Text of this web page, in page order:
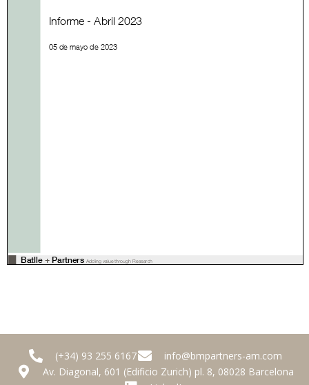
(+34) 93 255 6167
info@bmpartners-am.com
Av. Diagonal, 601 (Edificio Zurich) pl. 8, 08028 Barcelona